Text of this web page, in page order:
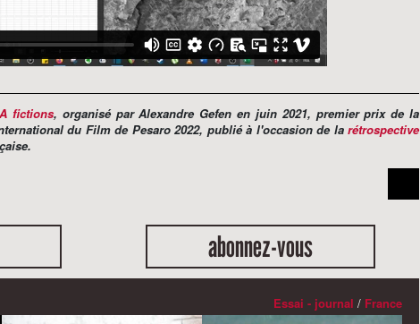
fictions, organisé par Alexandre Gefen en juin 2021, premier prix de la
du Film de Pesaro 2022, publié à l'occasion de la rétrospective
abonnez-vous
Essai - journal / France